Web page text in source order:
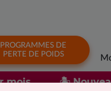
PROGRAMMES DE
PERTE DE POIDS
🏝️